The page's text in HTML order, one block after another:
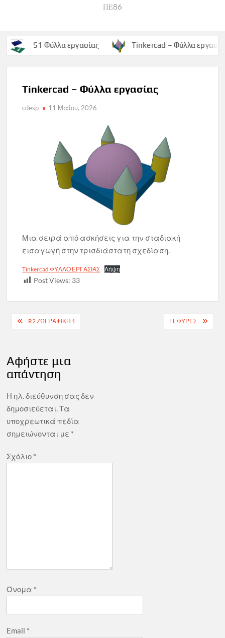
ΠΕ86
S1 Φύλλα εργασίας Tinkercad – Φύλλα εργασίας
Tinkercad – Φύλλα εργασίας
cdesp 11 Μαΐου, 2026
Μια σειρά από ασκήσεις για την σταδιακή
εισαγωγή στην τρισδιάστατη σχεδίαση.
Tinkercad ΦΥΛΛΟ ΕΡΓΑΣΙΑΣ Λήψη
Post Views: 33
Πλοήγηση
R2 ΖΩΓΡΑΦΙΚΉ 1 ΓΈΦΥΡΕΣ
Αφήστε μια
απάντηση
Η ηλ. διεύθυνση σας δεν
δημοσιεύεται.Τα
υποχρεωτικά πεδία
σημειώνονται με *
Σχόλιο *
Όνομα *
Email *